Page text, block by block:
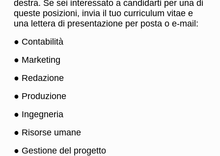
destra. Se sei interessato a candidarti per una di
queste posizioni, invia il tuo curriculum vitae e
una lettera di presentazione per posta o e-mail:
● Contabilità
● Marketing
● Redazione
● Produzione
● Ingegneria
● Risorse umane
● Gestione del progetto